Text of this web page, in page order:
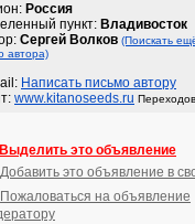
Россия
пункт: Владивосток
Сергей Волков (Поискать
автора)
Написать письмо автору
www.kitanoseeds.ru
Выделить это объявление
Добавить это объявление в
Пожаловаться на объявление